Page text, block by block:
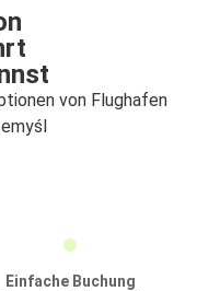
von Flughafen
Einfache Buchung